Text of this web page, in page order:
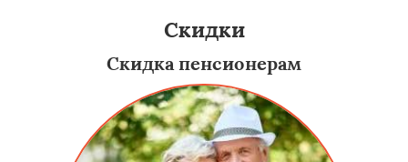
Скидки
Скидка пенсионерам